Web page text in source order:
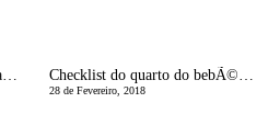
InspiraÃ§Ã£o | Casas com Planta - Ã‰ muito Verde! Checklist do quarto do bebÃ© boÃ©mio
28 de Fevereiro, 2018